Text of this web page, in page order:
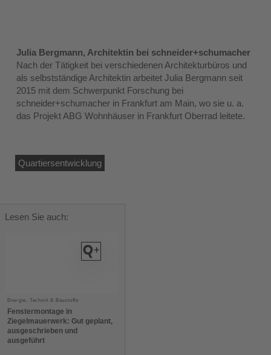
Julia Bergmann, Architektin bei schneider+schumacher
Nach der Tätigkeit bei verschiedenen Architekturbüros und
als selbstständige Architektin arbeitet Julia Bergmann seit
2015 mit dem Schwerpunkt Forschung bei
schneider+schumacher in Frankfurt am Main, wo sie u. a.
das Projekt ABG Wohnhäuser in Frankfurt Oberrad leitete.
Quartiersentwicklung
Lesen Sie auch:
Energie, Technik & Baustoffe
Fenstermontage in
Ziegelmauerwerk: Gut geplant,
ausgeschrieben und
ausgeführt